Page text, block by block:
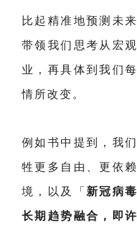
比起精准地预测未
带领我们思考从宏
业，再具体到我们
情所改变。
例如书中提到，我
牲更多自由、更依
境，以及「 新冠病
长期趋势融合，即